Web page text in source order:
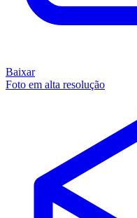
Baixar
Foto em alta resolução